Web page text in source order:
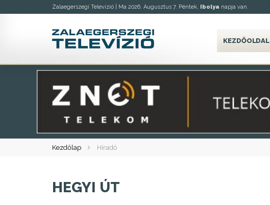
Zalaegerszegi Televízió | Ma 2026. Augusztus 7. Péntek, Ibolya napja van.
KEZDŐOLDAL
Kezdőlap Híradó
HEGYI ÚT